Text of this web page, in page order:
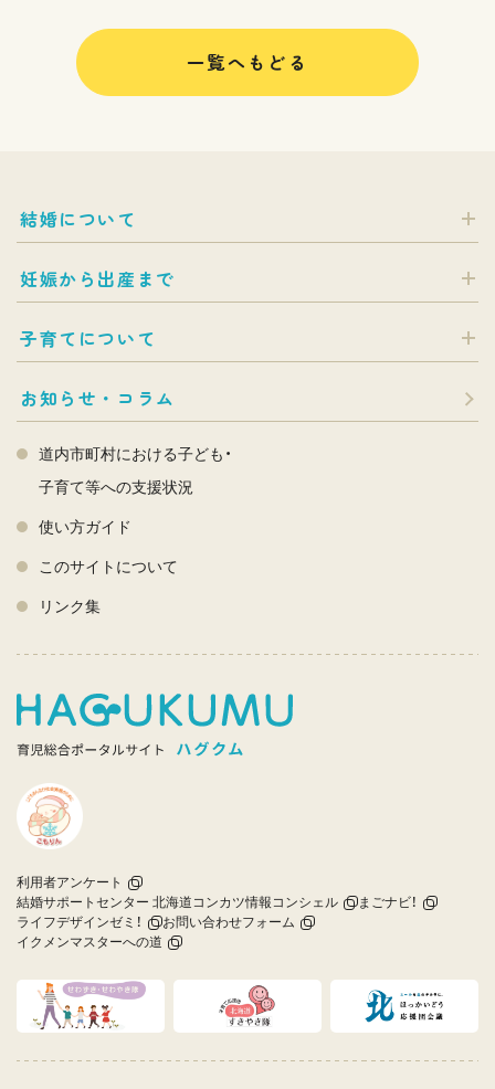
一覧へもどる
結婚について
妊娠から出産まで
子育てについて
お知らせ・コラム
道内市町村における子ども・
子育て等への支援状況
使い方ガイド
このサイトについて
リンク集
利用者アンケート
結婚サポートセンター 北海道コンカツ情報コンシェル
まごナビ！
ライフデザインゼミ！
お問い合わせフォーム
イクメンマスターへの道